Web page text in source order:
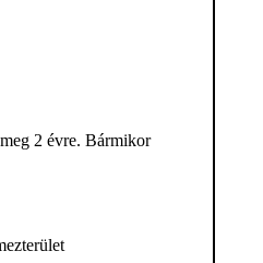
2 évre. Bármikor